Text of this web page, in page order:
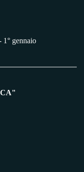
1° gennaio